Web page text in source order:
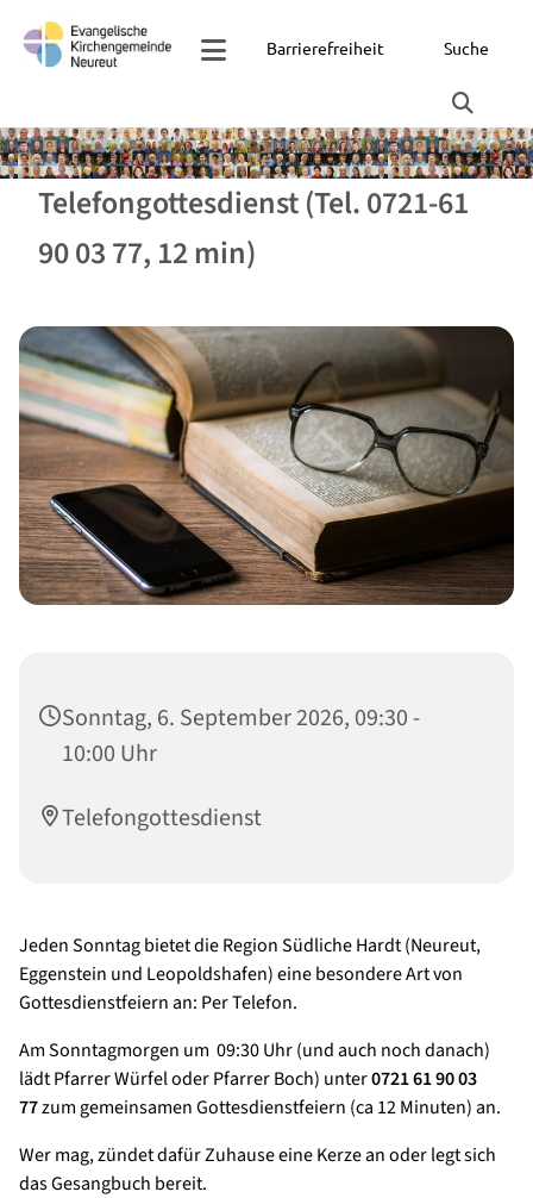
Barrierefreiheit Suche
Telefongottesdienst (Tel. 0721-61
90 03 77, 12 min)
Sonntag, 6. September 2026, 09:30 -
10:00 Uhr
Telefongottesdienst
Jeden Sonntag bietet die Region Südliche Hardt (Neureut,
Eggenstein und Leopoldshafen) eine besondere Art von
Gottesdienstfeiern an: Per Telefon.
Am Sonntagmorgen um 09:30 Uhr (und auch noch danach)
lädt Pfarrer Würfel oder Pfarrer Boch) unter0721 61 90 03
77zum gemeinsamen Gottesdienstfeiern (ca 12 Minuten) an.
Wer mag, zündet dafür Zuhause eine Kerze an oder legt sich
das Gesangbuch bereit.